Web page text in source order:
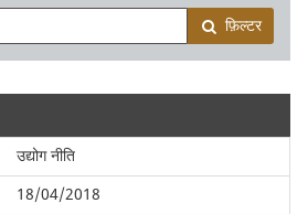
फ़िल्टर
उद्योग नीति
18/04/2018